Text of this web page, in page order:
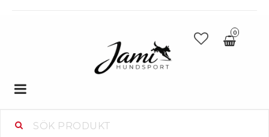
0
Toggle
navigation